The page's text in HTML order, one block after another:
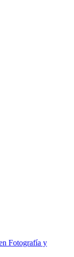
Fotografía y